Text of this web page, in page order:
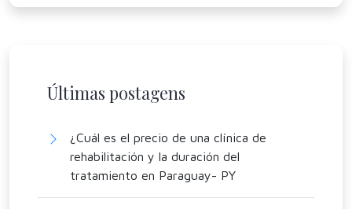
Últimas postagens
¿Cuál es el precio de una clínica de
rehabilitación y la duración del
tratamiento en Paraguay- PY